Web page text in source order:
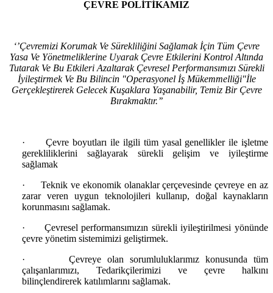
ÇEVRE POLİTİKAMIZ
‘’Çevremizi Korumak Ve Sürekliliğini Sağlamak İçin Tüm Çevre
Yasa Ve Yönetmeliklerine Uyarak Çevre Etkilerini Kontrol Altında
Tutarak Ve Bu Etkileri Azaltarak Çevresel Performansımızı Sürekli
İyileştirmek Ve Bu Bilincin "Operasyonel İş Mükemmelliği"İle
Gerçekleştirerek Gelecek Kuşaklara Yaşanabilir, Temiz Bir Çevre
Bırakmaktır.’’
·
Çevre boyutları ile ilgili tüm yasal genellikler ile işletme
gerekliliklerini sağlayarak sürekli gelişim ve iyileştirme
sağlamak
·
Teknik ve ekonomik olanaklar çerçevesinde çevreye en az
zarar veren uygun teknolojileri kullanıp, doğal kaynakların
korunmasını sağlamak.
·
Çevresel performansımızın sürekli iyileştirilmesi yönünde
çevre yönetim sistemimizi geliştirmek.
·
Çevreye olan sorumluluklarımız konusunda tüm
çalışanlarımızı, Tedarikçilerimizi ve çevre halkını
bilinçlendirerek katılımlarını sağlamak.